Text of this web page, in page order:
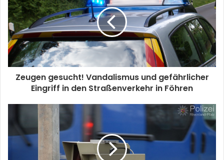
Zeugen gesucht! Vandalismus und gefährlicher
Eingriff in den Straßenverkehr in Föhren